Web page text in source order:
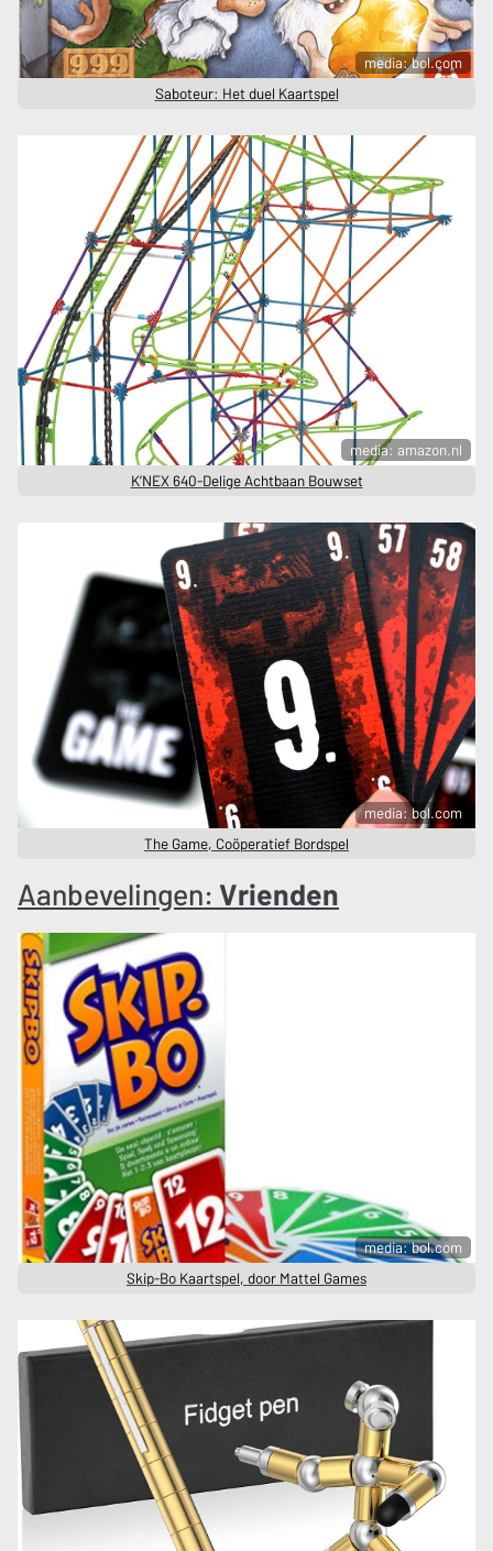
media: bol.com
Saboteur: Het duel Kaartspel
media: amazon.nl
K’NEX 640-Delige Achtbaan Bouwset
media: bol.com
The Game, Coöperatief Bordspel
Aanbevelingen: Vrienden
media: bol.com
Skip-Bo Kaartspel, door Mattel Games